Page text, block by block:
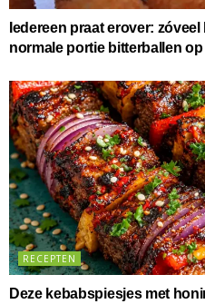
Iedereen praat erover:
normale portie bitterballen
RECEPTEN
Deze kebabspiesjes met